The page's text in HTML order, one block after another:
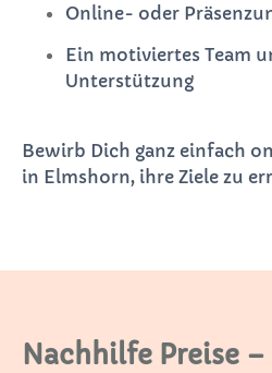
Online- oder
Ein motiviertes Team
Unterstützung
Bewirb Dich ganz einfach
in Elmshorn, ihre Ziele zu
Nachhilfe Preise